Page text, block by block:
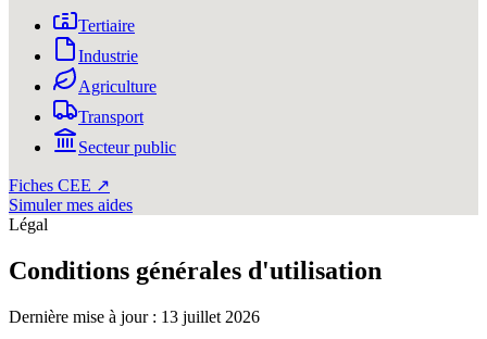
Tertiaire
Industrie
Agriculture
Transport
Secteur public
Fiches CEE ↗
Simuler mes aides
Légal
Conditions générales d'utilisation
Dernière mise à jour : 13 juillet 2026